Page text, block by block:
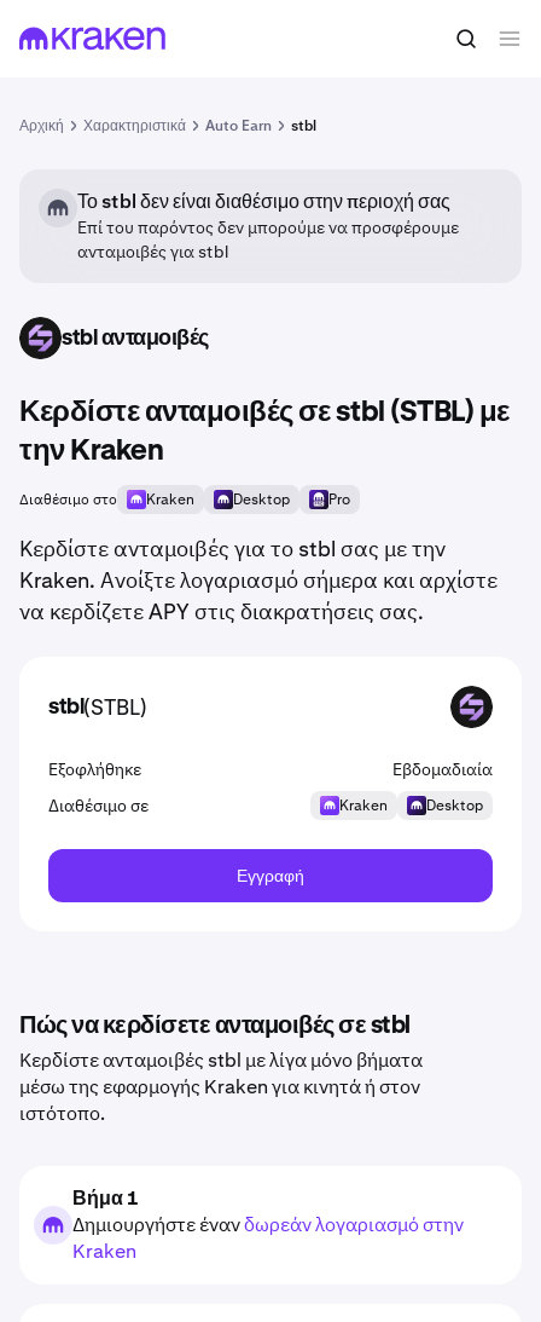
Αρχική Χαρακτηριστικά Auto Earn stbl
Το stbl δεν είναι διαθέσιμο στην περιοχή σας
Επί του παρόντος δεν μπορούμε να προσφέρουμε
ανταμοιβές για stbl
STBL stbl ανταμοιβές
Κερδίστε ανταμοιβές σε stbl (STBL) με
την Kraken
Διαθέσιμο στο Kraken Desktop Pro
Κερδίστε ανταμοιβές για το stbl σας με την
Kraken. Ανοίξτε λογαριασμό σήμερα και αρχίστε
να κερδίζετε APY στις διακρατήσεις σας.
stbl(STBL) STBL
Εξοφλήθηκε
Εβδομαδιαία
Διαθέσιμο σε
Kraken Desktop
Εγγραφή
Πώς να κερδίσετε ανταμοιβές σε stbl
Κερδίστε ανταμοιβές stbl με λίγα μόνο βήματα
μέσω της εφαρμογής Kraken για κινητά ή στον
ιστότοπο.
Βήμα 1
Δημιουργήστε ένανδωρεάν λογαριασμό στην
Kraken